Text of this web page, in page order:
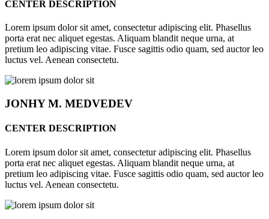
CENTER DESCRIPTION
Lorem ipsum dolor sit amet, consectetur adipiscing elit. Phasellus
porta erat nec aliquet egestas. Aliquam blandit neque urna, at
pretium leo adipiscing vitae. Fusce sagittis odio quam, sed auctor leo
luctus vel. Aenean consectetu.
JONHYM. MEDVEDEV
CENTER DESCRIPTION
Lorem ipsum dolor sit amet, consectetur adipiscing elit. Phasellus
porta erat nec aliquet egestas. Aliquam blandit neque urna, at
pretium leo adipiscing vitae. Fusce sagittis odio quam, sed auctor leo
luctus vel. Aenean consectetu.